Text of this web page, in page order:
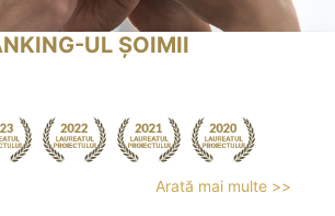
UL ȘOIMII
Arată mai multe >>